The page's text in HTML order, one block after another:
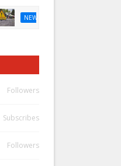
तेज रफ्तार फोर व्हीलर की टक्कर से
Followers
Subscribes
Followers